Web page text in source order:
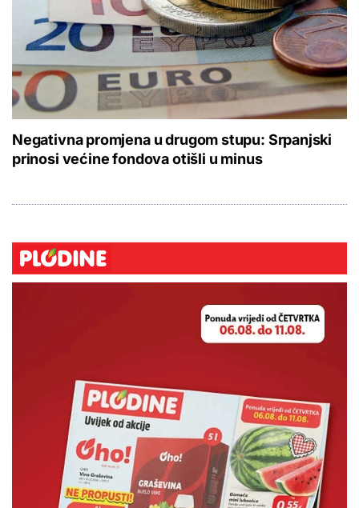
Negativna promjena u drugom stupu: Srpanjski
prinosi većine fondova otišli u minus